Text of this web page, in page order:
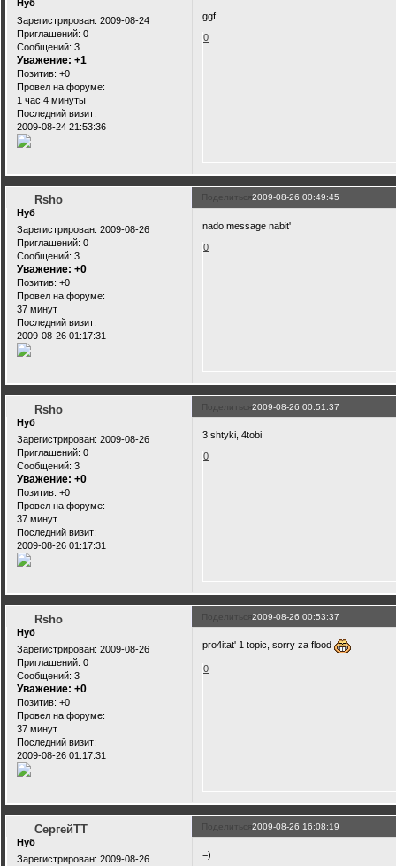
Нуб
Зарегистрирован: 2009-08-24
Приглашений: 0
Сообщений: 3
Уважение: +1
Позитив: +0
Провел на форуме:
1 час 4 минуты
Последний визит:
2009-08-24 21:53:36
ggf
0
Поделиться2009-08-26 00:49:45
Rsho
Нуб
Зарегистрирован: 2009-08-26
Приглашений: 0
Сообщений: 3
Уважение: +0
Позитив: +0
Провел на форуме:
37 минут
Последний визит:
2009-08-26 01:17:31
nado message nabit'
0
Поделиться2009-08-26 00:51:37
Rsho
Нуб
Зарегистрирован: 2009-08-26
Приглашений: 0
Сообщений: 3
Уважение: +0
Позитив: +0
Провел на форуме:
37 минут
Последний визит:
2009-08-26 01:17:31
3 shtyki, 4tobi
0
Поделиться2009-08-26 00:53:37
Rsho
Нуб
Зарегистрирован: 2009-08-26
Приглашений: 0
Сообщений: 3
Уважение: +0
Позитив: +0
Провел на форуме:
37 минут
Последний визит:
2009-08-26 01:17:31
pro4itat' 1 topic, sorry za flood
0
Поделиться2009-08-26 16:08:19
СергейTT
Нуб
Зарегистрирован: 2009-08-26
=)